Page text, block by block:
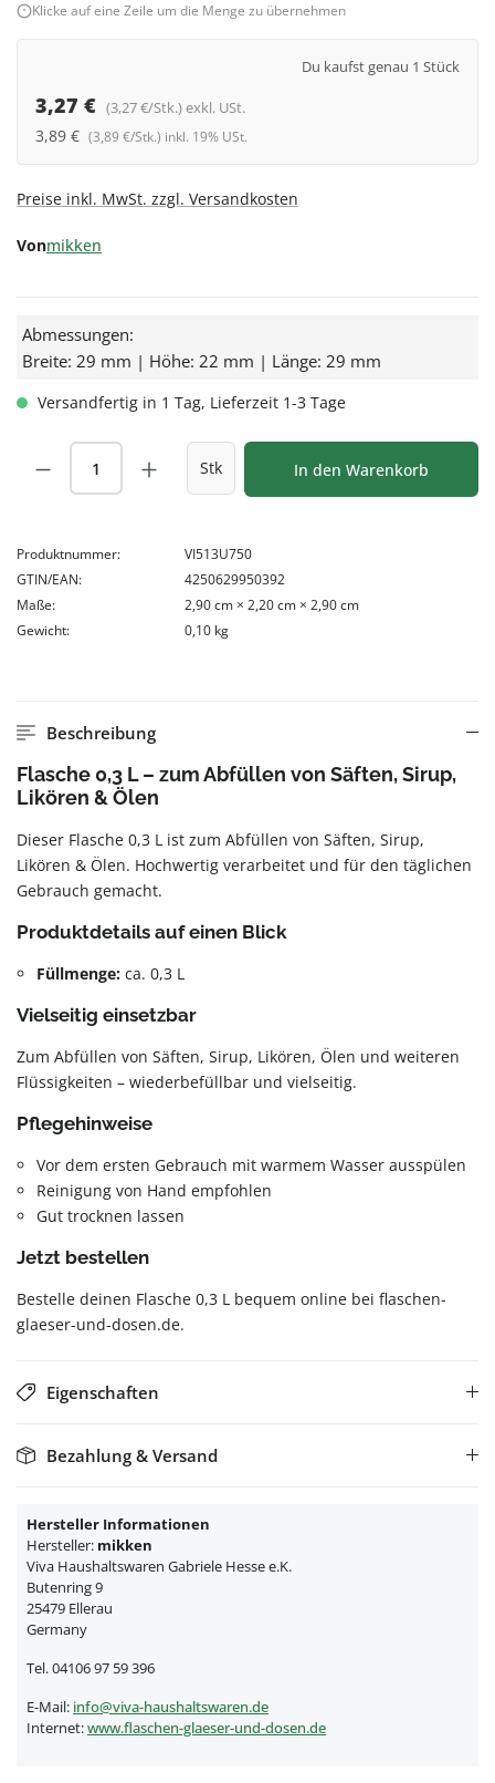
Klicke auf eine Zeile um die Menge zu übernehmen
Du kaufst genau 1 Stück
3,27 € (3,27 €/Stk.) exkl. USt.
3,89 € (3,89 €/Stk.) inkl. 19% USt.
Preise inkl. MwSt. zzgl. Versandkosten
Vonmikken
Abmessungen:
Breite: 29 mm | Höhe: 22 mm | Länge: 29 mm
Versandfertig in 1 Tag, Lieferzeit 1-3 Tage
Produkt Anzahl: Gib den gewünschten
Stk In den Warenkorb
Produktnummer:
VI513U750
GTIN/EAN:
4250629950392
Maße:
2,90 cm × 2,20 cm × 2,90 cm
Gewicht:
0,10 kg
Beschreibung
Flasche 0,3 L – zum Abfüllen von Säften, Sirup,
Likören & Ölen
Dieser Flasche 0,3 L ist zum Abfüllen von Säften, Sirup,
Likören & Ölen. Hochwertig verarbeitet und für den täglichen
Gebrauch gemacht.
Produktdetails auf einen Blick
Füllmenge: ca. 0,3 L
Vielseitig einsetzbar
Zum Abfüllen von Säften, Sirup, Likören, Ölen und weiteren
Flüssigkeiten – wiederbefüllbar und vielseitig.
Pflegehinweise
Vor dem ersten Gebrauch mit warmem Wasser ausspülen
Reinigung von Hand empfohlen
Gut trocknen lassen
Jetzt bestellen
Bestelle deinen Flasche 0,3 L bequem online bei flaschen-
glaeser-und-dosen.de.
Eigenschaften
Bezahlung & Versand
Hersteller Informationen
Hersteller: mikken
Viva Haushaltswaren Gabriele Hesse e.K.
Butenring 9
25479 Ellerau
Germany
Tel. 04106 97 59 396
E-Mail: info@viva-haushaltswaren.de
Internet:www.flaschen-glaeser-und-dosen.de